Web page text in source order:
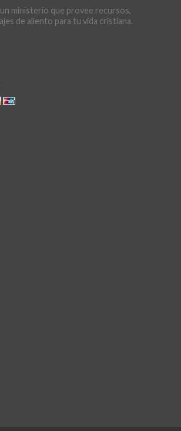
ministerio que provee recursos,
de aliento para tu vida cristiana.